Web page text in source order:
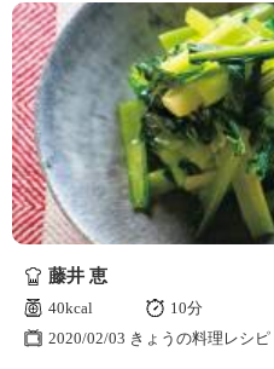
藤井 恵
40kcal
10分
2020/02/03 きょうの料理レシピ